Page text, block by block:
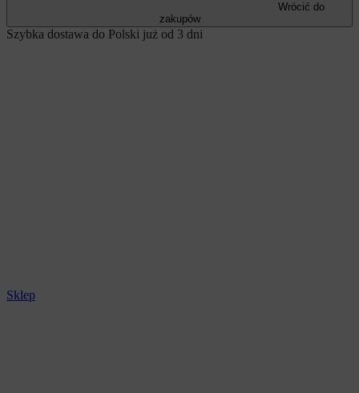
Wrócić do
zakupów
Szybka dostawa do Polski już od 3 dni
Sklep